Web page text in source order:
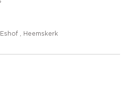
, Heemskerk